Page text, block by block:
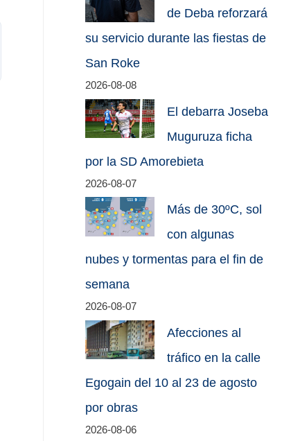
de Deba reforzará
su servicio durante las fiestas de
San Roke
2026-08-08
El debarra Joseba
Muguruza ficha
por la SD Amorebieta
2026-08-07
Más de 30ºC, sol
con algunas
nubes y tormentas para el fin de
semana
2026-08-07
Afecciones al
tráfico en la calle
Egogain del 10 al 23 de agosto
por obras
2026-08-06